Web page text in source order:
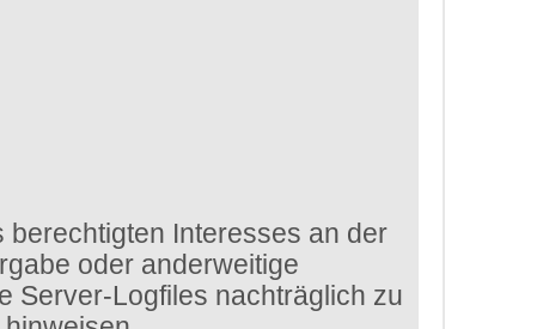
berechtigten Interesses an der
oder anderweitige
Server-Logfiles nachträglich zu